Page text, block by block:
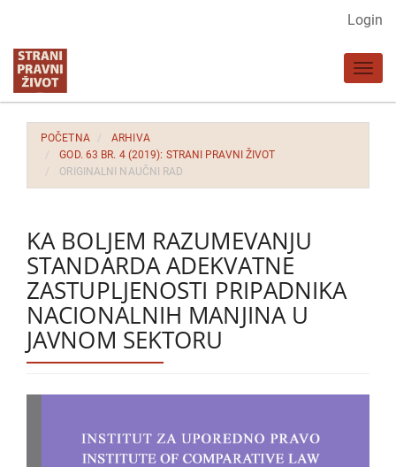
Glavni
sadržaj
Bočna
strana
Login
POČETNA
ARHIVA
GOD. 63 BR. 4 (2019): STRANI PRAVNI ŽIVOT
ORIGINALNI NAUČNI RAD
KA BOLJEM RAZUMEVANJU
STANDARDA ADEKVATNE
ZASTUPLJENOSTI PRIPADNIKA
NACIONALNIH MANJINA U
JAVNOM SEKTORU
Bočna